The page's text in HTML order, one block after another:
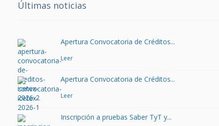
Últimas noticias
Apertura Convocatoria de Créditos...
Leer
Apertura Convocatoria de Créditos...
Leer
Inscripción a pruebas Saber TyT y...